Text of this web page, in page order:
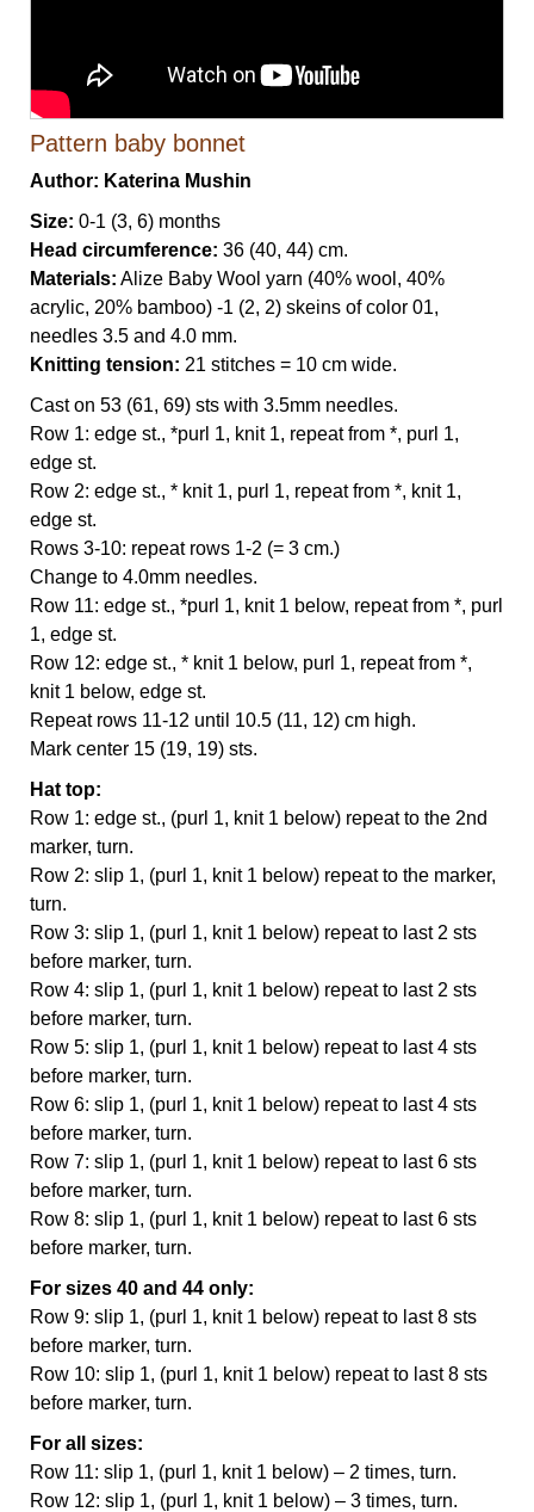
Pattern baby bonnet
Author: Katerina Mushin
Size: 0-1 (3, 6) months
Head circumference: 36 (40, 44) cm.
Materials: Alize Baby Wool yarn (40% wool, 40%
acrylic, 20% bamboo) -1 (2, 2) skeins of color 01,
needles 3.5 and 4.0 mm.
Knitting tension: 21 stitches = 10 cm wide.
Cast on 53 (61, 69) sts with 3.5mm needles.
Row 1: edge st., *purl 1, knit 1, repeat from *, purl 1,
edge st.
Row 2: edge st., * knit 1, purl 1, repeat from *, knit 1,
edge st.
Rows 3-10: repeat rows 1-2 (= 3 cm.)
Change to 4.0mm needles.
Row 11: edge st., *purl 1, knit 1 below, repeat from *, purl
1, edge st.
Row 12: edge st., * knit 1 below, purl 1, repeat from *,
knit 1 below, edge st.
Repeat rows 11-12 until 10.5 (11, 12) cm high.
Mark center 15 (19, 19) sts.
Hat top:
Row 1: edge st., (purl 1, knit 1 below) repeat to the 2nd
marker, turn.
Row 2: slip 1, (purl 1, knit 1 below) repeat to the marker,
turn.
Row 3: slip 1, (purl 1, knit 1 below) repeat to last 2 sts
before marker, turn.
Row 4: slip 1, (purl 1, knit 1 below) repeat to last 2 sts
before marker, turn.
Row 5: slip 1, (purl 1, knit 1 below) repeat to last 4 sts
before marker, turn.
Row 6: slip 1, (purl 1, knit 1 below) repeat to last 4 sts
before marker, turn.
Row 7: slip 1, (purl 1, knit 1 below) repeat to last 6 sts
before marker, turn.
Row 8: slip 1, (purl 1, knit 1 below) repeat to last 6 sts
before marker, turn.
For sizes 40 and 44 only:
Row 9: slip 1, (purl 1, knit 1 below) repeat to last 8 sts
before marker, turn.
Row 10: slip 1, (purl 1, knit 1 below) repeat to last 8 sts
before marker, turn.
For all sizes:
Row 11: slip 1, (purl 1, knit 1 below) – 2 times, turn.
Row 12: slip 1, (purl 1, knit 1 below) – 3 times, turn.